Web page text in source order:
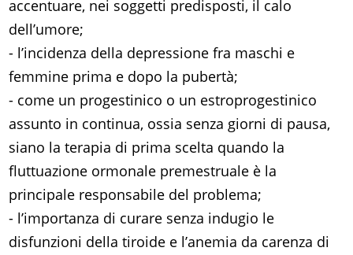
accentuare, nei soggetti predisposti, il calo
dell’umore;
- l’incidenza della depressione fra maschi e
femmine prima e dopo la pubertà;
- come un progestinico o un estroprogestinico
assunto in continua, ossia senza giorni di pausa,
siano la terapia di prima scelta quando la
fluttuazione ormonale premestruale è la
principale responsabile del problema;
- l’importanza di curare senza indugio le
disfunzioni della tiroide e l’anemia da carenza di